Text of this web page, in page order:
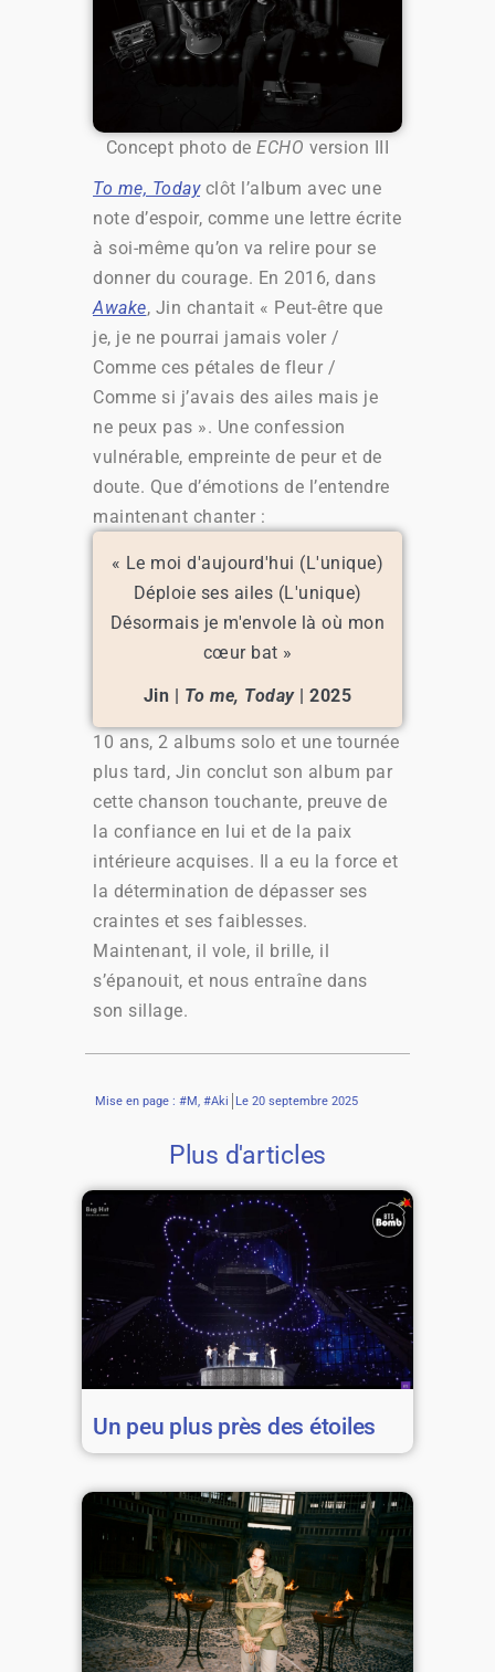
Concept photo deECHO version III
To me, Todayclôt l’album avec une
note d’espoir, comme une lettre écrite
à soi-même qu’on va relire pour se
donner du courage. En 2016, dans
Awake, Jin chantait « Peut-être que
je, je ne pourrai jamais voler /
Comme ces pétales de fleur /
Comme si j’avais des ailes mais je
ne peux pas ». Une confession
vulnérable, empreinte de peur et de
doute. Que d’émotions de l’entendre
maintenant chanter :
« Le moi d'aujourd'hui (L'unique)
Déploie ses ailes (L'unique)
Désormais je m'envole là où mon
cœur bat »
Jin | To me, Today| 2025
10 ans, 2 albums solo et une tournée
plus tard, Jin conclut son album par
cette chanson touchante, preuve de
la confiance en lui et de la paix
intérieure acquises. Il a eu la force et
la détermination de dépasser ses
craintes et ses faiblesses.
Maintenant, il vole, il brille, il
s’épanouit, et nous entraîne dans
son sillage.
Mise en page : #M, #Aki Le 20 septembre 2025
Plus d'articles
Un peu plus près des étoiles